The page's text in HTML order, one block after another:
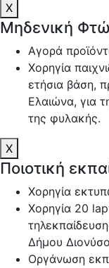
X
Μηδενική
Αγορά
Χορηγία
ετήσια βάση,
Ελαιώνα, για
της φυλακής.
X
Ποιοτική
Χορηγία
Χορηγία 20
Δήμου
Οργάνωση